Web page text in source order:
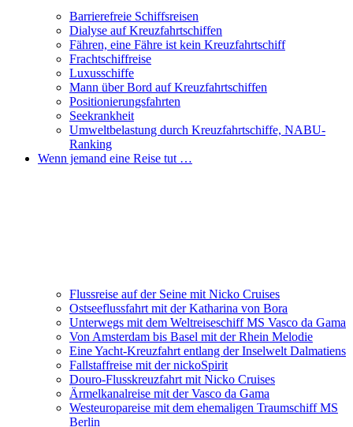
Barrierefreie Schiffsreisen
Dialyse auf Kreuzfahrtschiffen
Fähren, eine Fähre ist kein Kreuzfahrtschiff
Frachtschiffreise
Luxusschiffe
Mann über Bord auf Kreuzfahrtschiffen
Positionierungsfahrten
Seekrankheit
Umweltbelastung durch Kreuzfahrtschiffe, NABU-
Ranking
Wenn jemand eine Reise tut …
Flussreise auf der Seine mit Nicko Cruises
Ostseeflussfahrt mit der Katharina von Bora
Unterwegs mit dem Weltreiseschiff MS Vasco da Gama
Von Amsterdam bis Basel mit der Rhein Melodie
Eine Yacht-Kreuzfahrt entlang der Inselwelt Dalmatiens
Fallstaffreise mit der nickoSpirit
Douro-Flusskreuzfahrt mit Nicko Cruises
Ärmelkanalreise mit der Vasco da Gama
Westeuropareise mit dem ehemaligen Traumschiff MS
Berlin